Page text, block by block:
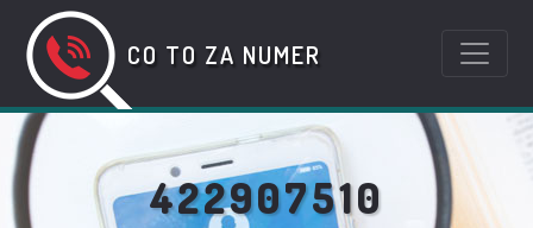
CO TO ZA NUMER
422907510